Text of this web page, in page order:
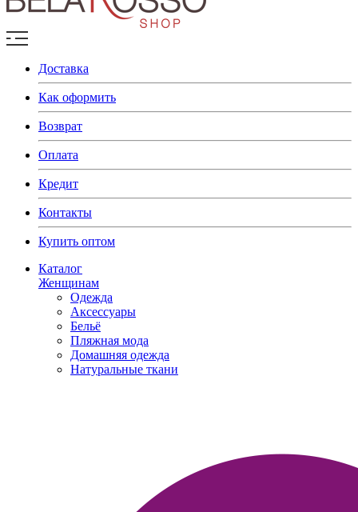
Доставка
Как оформить
Возврат
Оплата
Кредит
Контакты
Купить оптом
Каталог
Женщинам
Одежда
Аксессуары
Бельё
Пляжная мода
Домашняя одежда
Натуральные ткани